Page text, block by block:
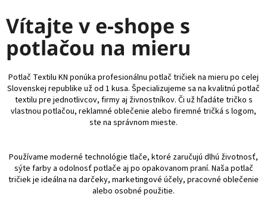
Vítajte v e-shope s
potlačou na mieru
Potlač Textilu KN ponúka profesionálnu potlač tričiek na mieru po celej
Slovenskej republike už od 1 kusa. Špecializujeme sa na kvalitnú potlač
textilu pre jednotlivcov, firmy aj živnostníkov. Či už hľadáte tričko s
vlastnou potlačou, reklamné oblečenie alebo firemné tričká s logom,
ste na správnom mieste.
Používame moderné technológie tlače, ktoré zaručujú dlhú životnosť,
sýte farby a odolnosť potlače aj po opakovanom praní. Naša potlač
tričiek je ideálna na darčeky, marketingové účely, pracovné oblečenie
alebo osobné použitie.